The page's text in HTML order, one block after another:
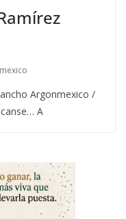
Argonmexico /
A